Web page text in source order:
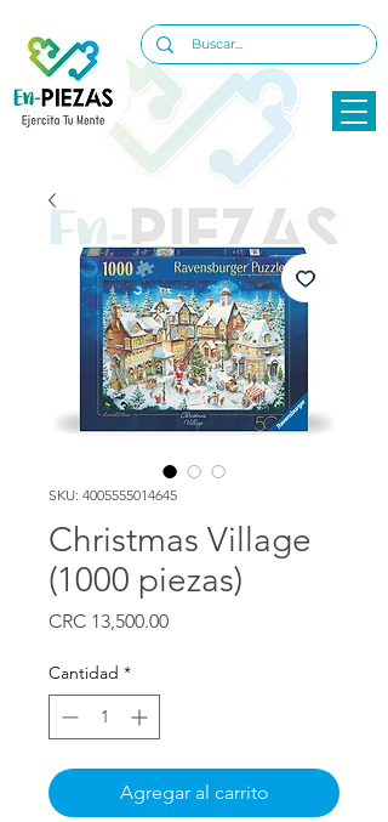
SKU: 4005555014645
Christmas Village
(1000 piezas)
CRC 13,500.00Precio
Cantidad *
Agregar al carrito